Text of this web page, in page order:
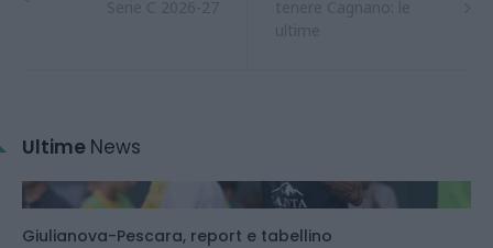
Ultime News
Giulianova-Pescara, report e tabellino